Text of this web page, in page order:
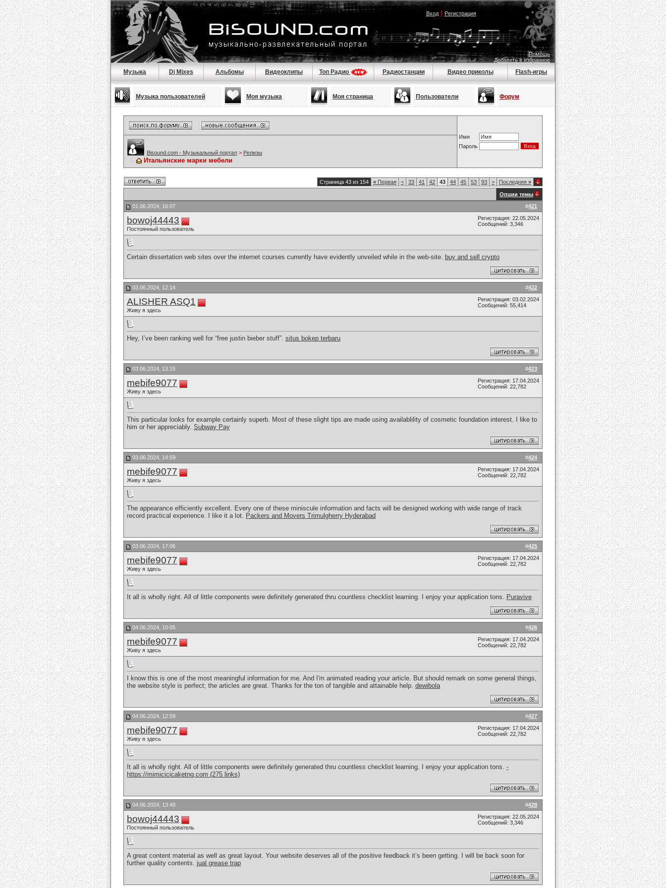
Вход| Регистрация
Помощь
Добавить в избранное
Музыка Dj Mixes Альбомы Видеоклипы Топ Радио Радиостанции Видео приколы Flash-игры
Музыка пользователей Моя музыка Моя страница Пользователи Форум
Имя
Пароль
Bisound.com - Музыкальный портал > Релизы
Итальянские марки мебели
Страница 43 из 154 « Первая < 33 41 42 43 44 45 53 93 > Последняя »
Опции темы
#421
01.06.2024, 16:07
bowoj44443
Постоянный пользователь
Регистрация: 22.05.2024
Сообщений: 3,346
Certain dissertation web sites over the internet courses currently have evidently unveiled while in the web-site. buy and sell crypto
#422
03.06.2024, 12:14
ALISHER ASQ1
Живу я здесь
Регистрация: 03.02.2024
Сообщений: 55,414
Hey, I’ve been ranking well for “free justin bieber stuff”. situs bokep terbaru
#423
03.06.2024, 13:15
mebife9077
Живу я здесь
Регистрация: 17.04.2024
Сообщений: 22,782
This particular looks for example certainly superb. Most of these slight tips are made using availablility of cosmetic foundation interest. I like to
him or her appreciably. Subway Pay
#424
03.06.2024, 14:59
mebife9077
Живу я здесь
Регистрация: 17.04.2024
Сообщений: 22,782
The appearance efficiently excellent. Every one of these miniscule information and facts will be designed working with wide range of track
record practical experience. I like it a lot. Packers and Movers Trimulgherry Hyderabad
#425
03.06.2024, 17:06
mebife9077
Живу я здесь
Регистрация: 17.04.2024
Сообщений: 22,782
It all is wholly right. All of little components were definitely generated thru countless checklist learning. I enjoy your application tons. Puravive
#426
04.06.2024, 10:05
mebife9077
Живу я здесь
Регистрация: 17.04.2024
Сообщений: 22,782
I know this is one of the most meaningful information for me. And I'm animated reading your article. But should remark on some general things,
the website style is perfect; the articles are great. Thanks for the ton of tangible and attainable help. dewibola
#427
04.06.2024, 12:59
mebife9077
Живу я здесь
Регистрация: 17.04.2024
Сообщений: 22,782
It all is wholly right. All of little components were definitely generated thru countless checklist learning. I enjoy your application tons. -
https://mimicicicaketng.com (275 links)
#428
04.06.2024, 13:49
bowoj44443
Постоянный пользователь
Регистрация: 22.05.2024
Сообщений: 3,346
A great content material as well as great layout. Your website deserves all of the positive feedback it’s been getting. I will be back soon for
further quality contents. jual grease trap